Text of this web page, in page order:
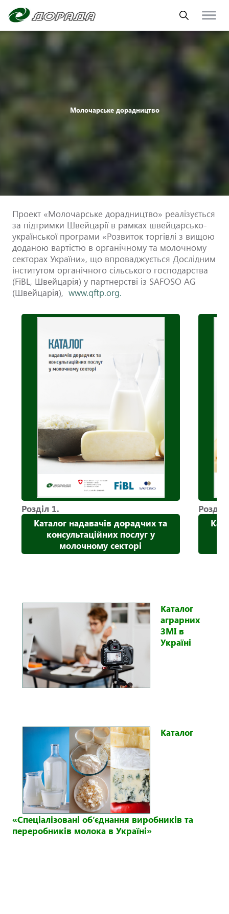
Молочарське дорадництво
Проект «Молочарське дорадництво» реалізується
за підтримки Швейцарії в рамках швейцарсько-
української програми «Розвиток торгівлі з вищою
доданою вартістю в органічному та молочному
секторах України», що впроваджується Дослідним
інститутом органічного сільського господарства
(FiBL, Швейцарія) у партнерстві із SAFOSO AG
(Швейцарія), www.qftp.org.
Розділ 1.
Каталог надавачів дорадчих та
консультаційних послуг у
молочному секторі
Розділ
Каталог
аграрних
ЗМІ в
Україні
Каталог
«Спеціалізовані об’єднання виробників та
переробників молока в Україні»